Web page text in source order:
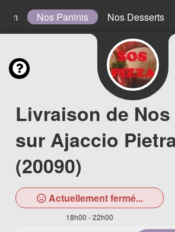
cm Nos Paninis Nos Desserts
Livraison de
sur Ajaccio
(20090)
Actuellement fermé...
18h00 - 22h00